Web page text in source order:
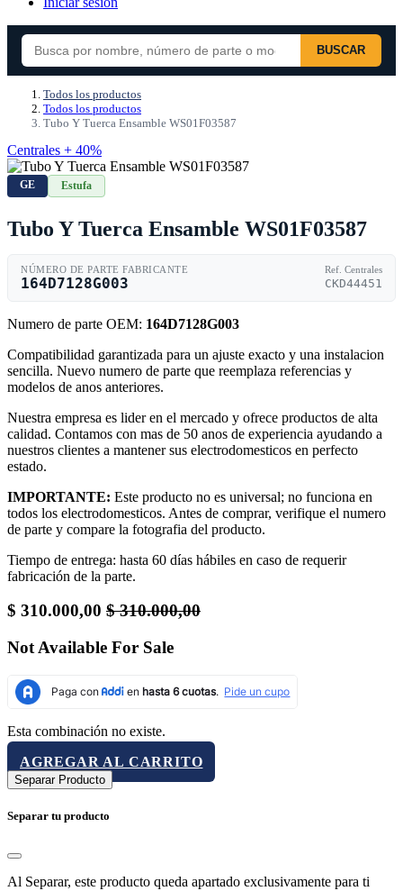
BUSCAR
Todos los productos
Todos los productos
Tubo Y Tuerca Ensamble WS01F03587
Centrales + 40%
GE Estufa
Tubo Y Tuerca Ensamble WS01F03587
NÚMERO DE PARTE FABRICANTE
164D7128G003
Ref. Centrales
CKD44451
Numero de parte OEM: 164D7128G003
Compatibilidad garantizada para un ajuste exacto y una instalacion
sencilla. Nuevo numero de parte que reemplaza referencias y
modelos de anos anteriores.
Nuestra empresa es lider en el mercado y ofrece productos de alta
calidad. Contamos con mas de 50 anos de experiencia ayudando a
nuestros clientes a mantener sus electrodomesticos en perfecto
estado.
IMPORTANTE: Este producto no es universal; no funciona en
todos los electrodomesticos. Antes de comprar, verifique el numero
de parte y compare la fotografia del producto.
Tiempo de entrega: hasta 60 días hábiles en caso de requerir
fabricación de la parte.
$ 310.000,00 $310.000,00
Not Available For Sale
Esta combinación no existe.
AGREGAR AL CARRITO
Separar Producto
Separar tu producto
Al Separar, este producto queda apartado exclusivamente para ti